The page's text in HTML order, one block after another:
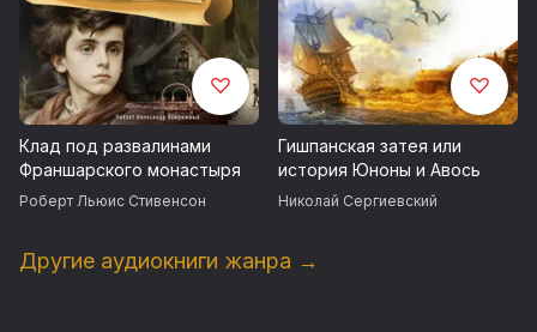
Клад под развалинами
Франшарского монастыря
Роберт Льюис Стивенсон
Гишпанская затея или
история Юноны и Авось
Николай Сергиевский
Другие аудиокниги жанра →